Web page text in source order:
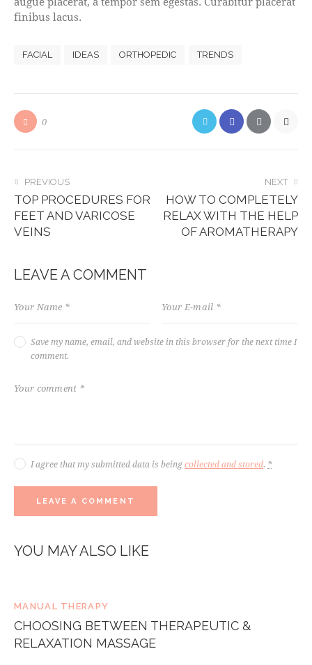
finibus lacus.
FACIAL IDEAS ORTHOPEDIC TRENDS
0
POST
NAVIGATION
PREVIOUS
TOP PROCEDURES FOR
FEET AND VARICOSE
VEINS
NEXT
HOW TO COMPLETELY
RELAX WITH THE HELP
OF AROMATHERAPY
LEAVE A COMMENT
Save my name, email, and website in this browser for the next time I
comment.
I agree that my submitted data is beingcollected and stored. *
YOU MAY ALSO LIKE
MANUAL THERAPY
CHOOSING BETWEEN THERAPEUTIC &
RELAXATION MASSAGE